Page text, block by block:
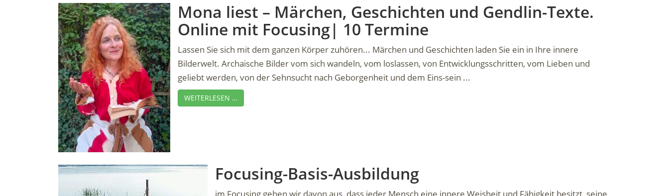
Mona liest – Märchen, Geschichten und Gendlin-Texte.
Online mit Focusing| 10 Termine
Lassen Sie sich mit dem ganzen Körper zuhören... Märchen und Geschichten laden Sie ein in Ihre innere
Bilderwelt. Archaische Bilder vom sich wandeln, vom loslassen, von Entwicklungsschritten, vom Lieben und
geliebt werden, von der Sehnsucht nach Geborgenheit und dem Eins-sein ...
WEITERLESEN …
Focusing-Basis-Ausbildung